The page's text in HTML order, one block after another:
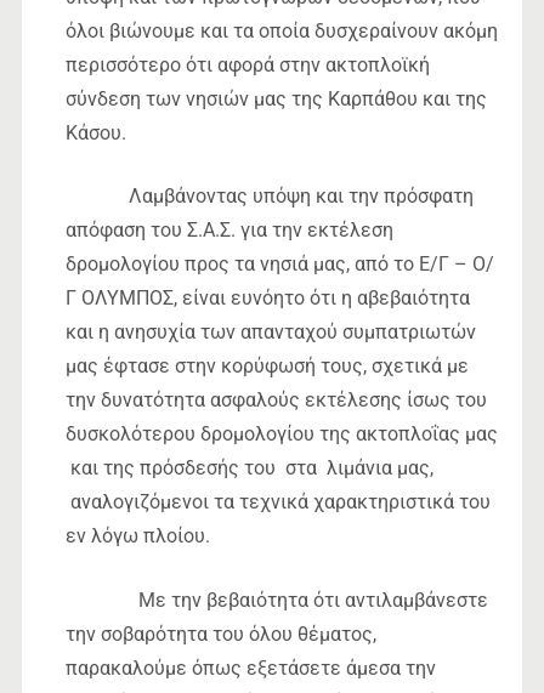
όλοι βιώνουμε και τα οποία δυσχεραίνουν ακόμη
περισσότερο ότι αφορά στην ακτοπλοϊκή
σύνδεση των νησιών μας της Καρπάθου και της
Κάσου.
Λαμβάνοντας υπόψη και την πρόσφατη
απόφαση του Σ.Α.Σ. για την εκτέλεση
δρομολογίου προς τα νησιά μας, από το Ε/Γ – Ο/
Γ ΟΛΥΜΠΟΣ, είναι ευνόητο ότι η αβεβαιότητα
και η ανησυχία των απανταχού συμπατριωτών
μας έφτασε στην κορύφωσή τους, σχετικά με
την δυνατότητα ασφαλούς εκτέλεσης ίσως του
δυσκολότερου δρομολογίου της ακτοπλοΐας μας
και της πρόσδεσής του στα λιμάνια μας,
αναλογιζόμενοι τα τεχνικά χαρακτηριστικά του
εν λόγω πλοίου.
Με την βεβαιότητα ότι αντιλαμβάνεστε
την σοβαρότητα του όλου θέματος,
παρακαλούμε όπως εξετάσετε άμεσα την